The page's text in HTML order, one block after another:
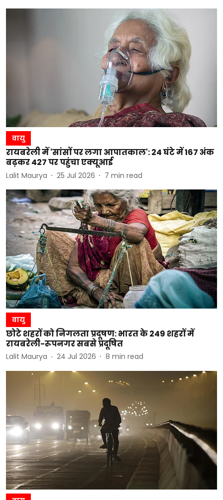
वायु
रायबरेली में 'सांसों पर लगा आपातकाल': 24 घंटे में 167 अंक
बढ़कर 427 पर पहुंचा एक्यूआई
Lalit Maurya 25 Jul 2026 7 min read
वायु
छोटे शहरों को निगलता प्रदूषण: भारत के 249 शहरों में
रायबरेली-रूपनगर सबसे प्रदूषित
Lalit Maurya 24 Jul 2026 8 min read